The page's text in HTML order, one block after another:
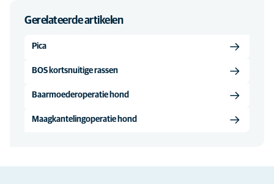
Gerelateerde artikelen
Pica
BOS kortsnuitige rassen
Baarmoederoperatie hond
Maagkantelingoperatie hond